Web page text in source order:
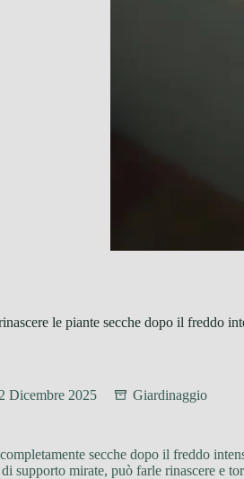
le piante secche dopo il freddo
2 Dicembre 2025 Giardinaggio
secche dopo il freddo
supporto mirate, può farle rinascere e